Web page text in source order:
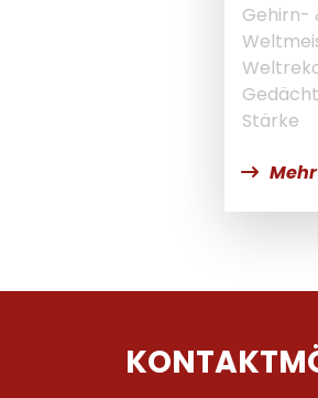
Gehirn-
Stärke